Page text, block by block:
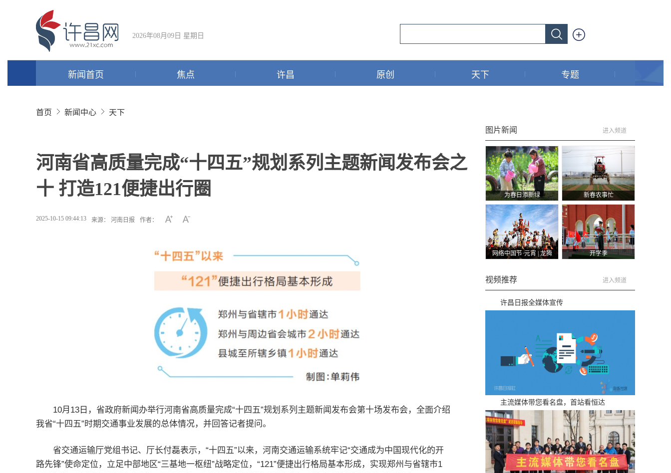
2026年08月09日 星期日
新闻首页 焦点 许昌 原创 天下 专题
首页 新闻中心 天下
河南省高质量完成“十四五”规划系列主题新闻发布会之
十 打造121便捷出行圈
2025-10-15 09:44:13 来源： 河南日报 作者：
10月13日，省政府新闻办举行河南省高质量完成“十四五”规划系列主题新闻发布会第十场发布会，全面介绍
我省“十四五”时期交通事业发展的总体情况，并回答记者提问。
省交通运输厅党组书记、厅长付磊表示，“十四五”以来，河南交通运输系统牢记“交通成为中国现代化的开
路先锋”使命定位，立足中部地区“三基地一枢纽”战略定位，“121”便捷出行格局基本形成，实现郑州与省辖市1
图片新闻 进入频道
为春日添新绿 新春农事忙
网络中国节·元宵 | 龙腾
开学季
视频推荐 进入频道
许昌日报全媒体宣传
主流媒体带您看名盘，首站看恒达